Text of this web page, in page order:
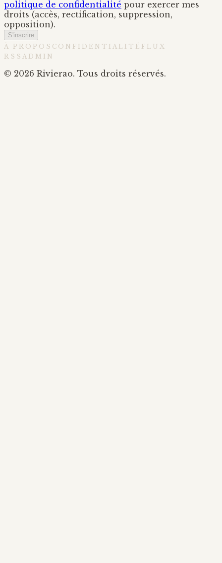
politique de confidentialité pour exercer mes
droits (accès, rectification, suppression,
opposition).
S'inscrire
À PROPOS CONFIDENTIALITÉ FLUX
RSS ADMIN
© 2026 Rivierao. Tous droits réservés.